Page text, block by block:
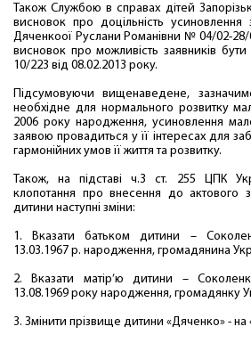
Також Службою в справах дітей
висновок про доцільність усиновлення
Дяченкоої Руслани Романівни № 04/02-28/
висновок про можливість заявників
10/223 від 08.02.2013 року.
Підсумовуючи вищенаведене,
необхідне для нормального розвитку
2006 року народження, усиновлення
заявою провадиться у її інтересах для
гармонійних умов її життя та розвитку.
Також, на підставі ч.3 ст. 255 ЦПК
клопотання про внесення до актового
дитини наступні зміни:
1. Вказати батьком дитини –
13.03.1967 р. народження, громадянина
2. Вказати матір’ю дитини –
13.08.1969 року народження, громадянку
3. Змінити прізвище дитини «Дяченко» - на